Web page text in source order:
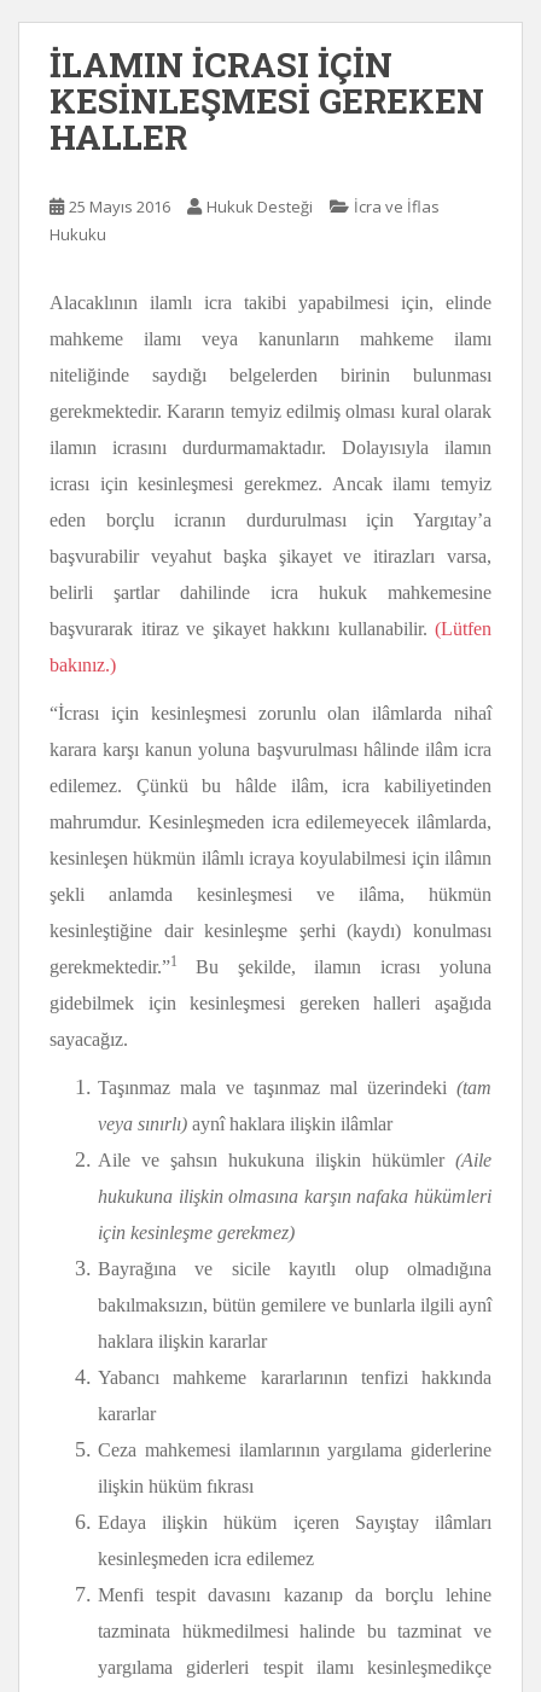
İLAMIN İCRASI İÇİN
KESİNLEŞMESİ GEREKEN
HALLER
25 Mayıs 2016 Hukuk Desteği
İcra ve İflas
Hukuku
Alacaklının ilamlı icra takibi yapabilmesi için, elinde
mahkeme ilamı veya kanunların mahkeme ilamı
niteliğinde saydığı belgelerden birinin bulunması
gerekmektedir. Kararın temyiz edilmiş olması kural olarak
ilamın icrasını durdurmamaktadır. Dolayısıyla ilamın
icrası için kesinleşmesi gerekmez. Ancak ilamı temyiz
eden borçlu icranın durdurulması için Yargıtay’a
başvurabilir veyahut başka şikayet ve itirazları varsa,
belirli şartlar dahilinde icra hukuk mahkemesine
başvurarak itiraz ve şikayet hakkını kullanabilir. (Lütfen
bakınız.)
“İcrası için kesinleşmesi zorunlu olan ilâmlarda nihaî
karara karşı kanun yoluna başvurulması hâlinde ilâm icra
edilemez. Çünkü bu hâlde ilâm, icra kabiliyetinden
mahrumdur. Kesinleşmeden icra edilemeyecek ilâmlarda,
kesinleşen hükmün ilâmlı icraya koyulabilmesi için ilâmın
şekli anlamda kesinleşmesi ve ilâma, hükmün
kesinleştiğine dair kesinleşme şerhi (kaydı) konulması
gerekmektedir.”1 Bu şekilde, ilamın icrası yoluna
gidebilmek için kesinleşmesi gereken halleri aşağıda
sayacağız.
Taşınmaz mala ve taşınmaz mal üzerindeki (tam
veya sınırlı) aynî haklara ilişkin ilâmlar
Aile ve şahsın hukukuna ilişkin hükümler (Aile
hukukuna ilişkin olmasına karşın nafaka hükümleri
için kesinleşme gerekmez)
Bayrağına ve sicile kayıtlı olup olmadığına
bakılmaksızın, bütün gemilere ve bunlarla ilgili aynî
haklara ilişkin kararlar
Yabancı mahkeme kararlarının tenfizi hakkında
kararlar
Ceza mahkemesi ilamlarının yargılama giderlerine
ilişkin hüküm fıkrası
Edaya ilişkin hüküm içeren Sayıştay ilâmları
kesinleşmeden icra edilemez
Menfi tespit davasını kazanıp da borçlu lehine
tazminata hükmedilmesi halinde bu tazminat ve
yargılama giderleri tespit ilamı kesinleşmedikçe